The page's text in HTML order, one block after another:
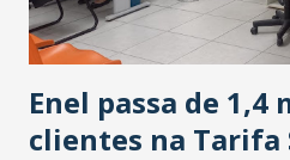
Enel passa de 1,4
clientes na Tarifa